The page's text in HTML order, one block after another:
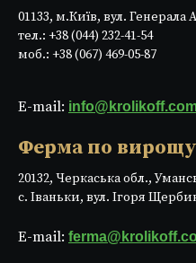
01133, м.Київ, вул. Генерала
тел.: +38 (044) 232-41-54
моб.: +38 (067) 469-05-87
E-mail:
Ферма по
20132, Черкаська обл.,
с. Іваньки, вул. Ігоря
E-mail: